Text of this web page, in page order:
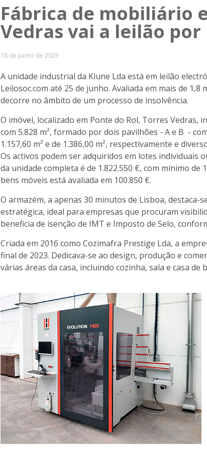
Fábrica de mobiliário
Vedras vai a leilão por
18 de junho de 2025
A unidade industrial da Kiune Lda está em leilão
Leilosoc.com até 25 de junho. Avaliada em mais de 1,8
decorre no âmbito de um processo de insolvência.
O imóvel, localizado em Ponte do Rol, Torres Vedras,
com 5.828 m², formado por dois pavilhões - A e B -
1.157,60 m² e de 1.386,00 m², respectivamente e
Os activos podem ser adquiridos em lotes individuais
da unidade completa é de 1.822.550 €, com mínimo de
bens móveis está avaliada em 100.850 €.
O armazém, a apenas 30 minutos de Lisboa, destaca-
estratégica, ideal para empresas que procuram
beneficia de isenção de IMT e Imposto de Selo,
Criada em 2016 como Cozimafra Prestige Lda, a
final de 2023. Dedicava-se ao design, produção e
várias áreas da casa, incluindo cozinha, sala e casa de